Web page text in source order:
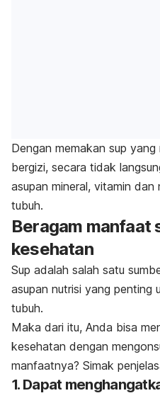
Dengan memakan sup
bergizi, secara tidak
asupan mineral, vitamin
tubuh.
Beragam manfaat
kesehatan
Sup adalah salah satu
asupan nutrisi yang penting
tubuh.
Maka dari itu, Anda bisa
kesehatan dengan
manfaatnya? Simak
1. Dapat